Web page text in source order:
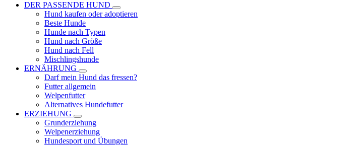
DER PASSENDE HUND
Hund kaufen oder adoptieren
Beste Hunde
Hunde nach Typen
Hund nach Größe
Hund nach Fell
Mischlingshunde
ERNÄHRUNG
Darf mein Hund das fressen?
Futter allgemein
Welpenfutter
Alternatives Hundefutter
ERZIEHUNG
Grunderziehung
Welpenerziehung
Hundesport und Übungen